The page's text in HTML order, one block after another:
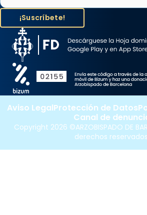
Copyright 2026 ©ARZOBISPADO DE
derechos
Aviso LegalProtección de Datos
Canal de